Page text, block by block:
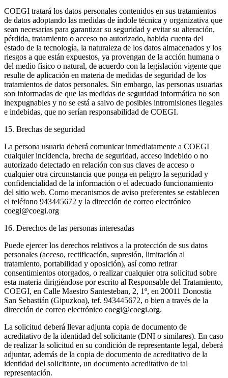
COEGI tratará los datos personales contenidos en sus tratamientos
de datos adoptando las medidas de índole técnica y organizativa que
sean necesarias para garantizar su seguridad y evitar su alteración,
pérdida, tratamiento o acceso no autorizado, habida cuenta del
estado de la tecnología, la naturaleza de los datos almacenados y los
riesgos a que están expuestos, ya provengan de la acción humana o
del medio físico o natural, de acuerdo con la legislación vigente que
resulte de aplicación en materia de medidas de seguridad de los
tratamientos de datos personales. Sin embargo, las personas usuarias
son informadas de que las medidas de seguridad informática no son
inexpugnables y no se está a salvo de posibles intromisiones ilegales
e indebidas, que no serían responsabilidad de COEGI.
15. Brechas de seguridad
La persona usuaria deberá comunicar inmediatamente a COEGI
cualquier incidencia, brecha de seguridad, acceso indebido o no
autorizado detectado en relación con sus claves de acceso o
cualquier otra circunstancia que ponga en peligro la seguridad y
confidencialidad de la información o el adecuado funcionamiento
del sitio web. Como mecanismos de aviso preferentes se establecen
el teléfono 943445672 y la dirección de correo electrónico
coegi@coegi.org
16. Derechos de las personas interesadas
Puede ejercer los derechos relativos a la protección de sus datos
personales (acceso, rectificación, supresión, limitación al
tratamiento, portabilidad y oposición), así como retirar
consentimientos otorgados, o realizar cualquier otra solicitud sobre
esta materia dirigiéndose por escrito al Responsable del Tratamiento,
COEGI, en Calle Maestro Santesteban, 2, 1º, en 20011 Donostia
San Sebastián (Gipuzkoa), tef. 943445672, o bien a través de la
dirección de correo electrónico coegi@coegi.org.
La solicitud deberá llevar adjunta copia de documento de
acreditativo de la identidad del solicitante (DNI o similares). En caso
de realizar la solicitud en su condición de representante legal, deberá
adjuntar, además de la copia de documento de acreditativo de la
identidad del solicitante, un documento acreditativo de tal
representación.